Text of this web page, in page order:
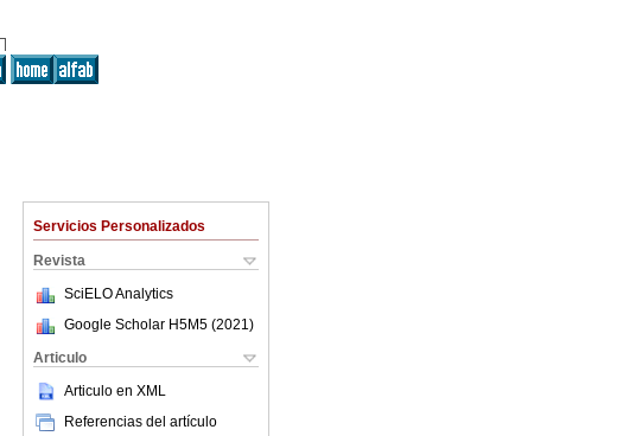
Servicios Personalizados
Revista
SciELO Analytics
Google Scholar H5M5 (2021 )
Articulo
Articulo en XML
Referencias del artículo